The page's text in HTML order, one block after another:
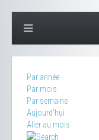
Par année
Par mois
Par semaine
Aujourd'hui
Aller au mois